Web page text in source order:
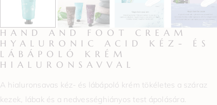
HAND AND FOOT CREAM
HYALURONIC ACID KÉZ- ÉS
LÁBÁPOLÓ KRÉM
HIALURONSAVVAL
A hialuronsavas kéz- és lábápoló krém tökéletes a száraz
kezek, lábak és a nedvességhiányos test ápolására.